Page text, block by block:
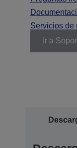
Servicios de
Ir a